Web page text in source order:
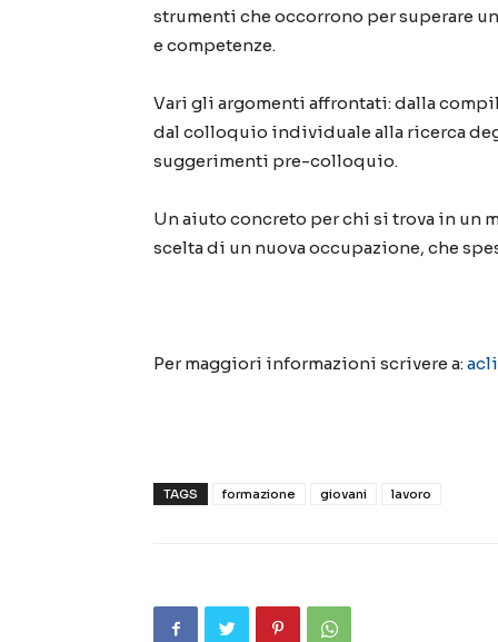
strumenti che occorrono per superare
e competenze.
Vari gli argomenti affrontati: dalla
dal colloquio individuale alla ricerca
suggerimenti pre-colloquio.
Un aiuto concreto per chi si trova in un
scelta di un nuova occupazione, che
Per maggiori informazioni scrivere a:
TAGS formazione giovani lavoro